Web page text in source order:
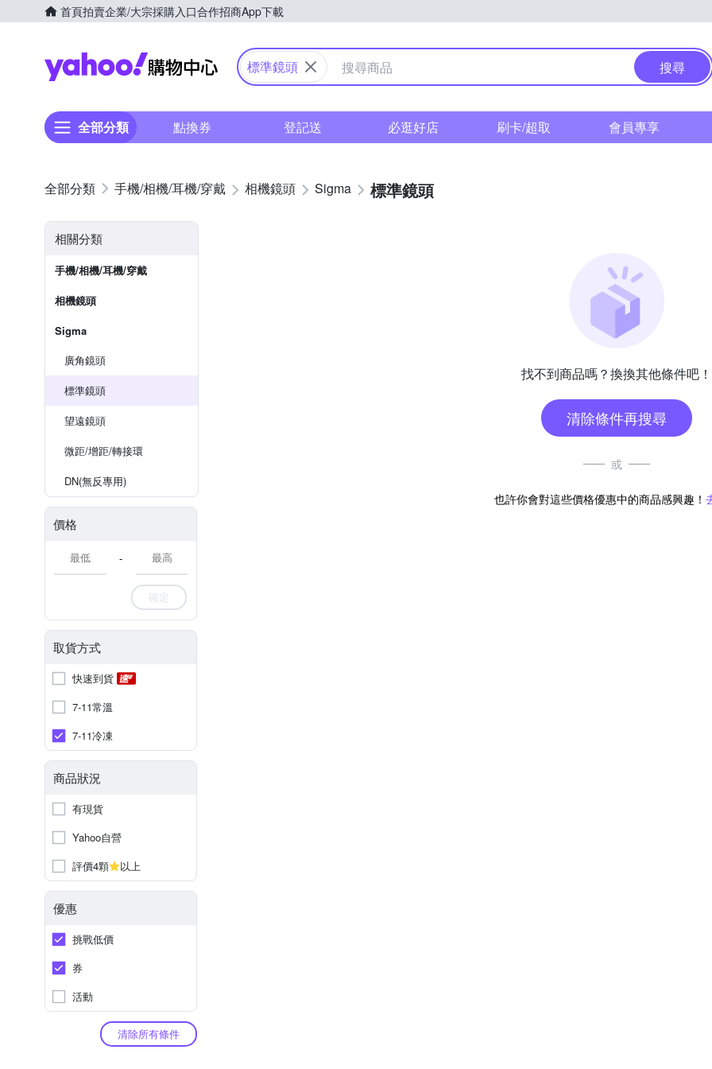
首頁拍賣企業/大宗採購入口合作招商App下載
Yahoo購物中心
標準鏡頭 搜尋
全部分類 點換券 登記送 必逛好店 刷卡/超取 會員專享
手機/相機/耳機/穿戴 相機鏡頭 Sigma 標準鏡頭
相關分類
手機/相機/耳機/穿戴
相機鏡頭
Sigma
廣角鏡頭
標準鏡頭
望遠鏡頭
微距/增距/轉接環
DN(無反專用)
價格
-
確定
取貨方式
快速到貨
7-11常溫
7-11冷凍
商品狀況
有現貨
Yahoo自營
評價4顆
以上
優惠
挑戰低價
券
活動
清除所有條件
找不到商品嗎？換換其他條件吧！
清除條件再搜尋
或
也許你會對這些價格優惠中的商品感興趣！